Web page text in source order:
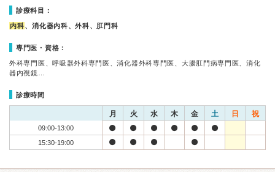
診療科目：
内科、消化器内科、外科、肛門科
専門医・資格：
外科専門医、呼吸器外科専門医、消化器外科専門医、大腸肛門病専門医、消化
器内視鏡…
診療時間
月 火 水 木 金 土 日 祝
09:00-13:00
15:30-19:00